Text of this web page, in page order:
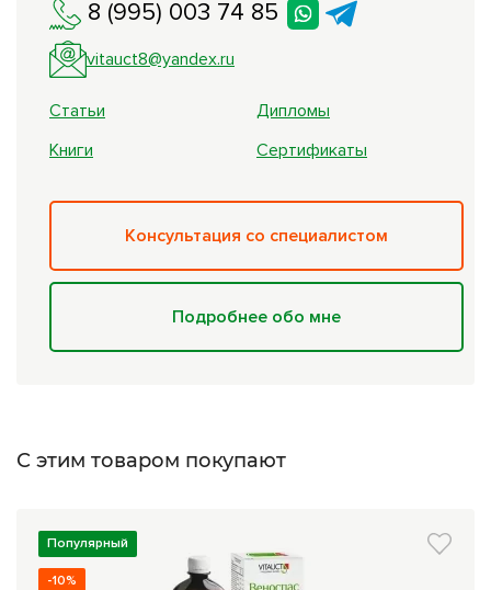
8 (995) 003 74 85
vitauct8@yandex.ru
Статьи
Дипломы
Книги
Сертификаты
Консультация со специалистом
Подробнее обо мне
С этим товаром покупают
Популярный
-10%